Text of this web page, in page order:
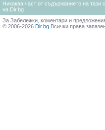
Никаква част от съдържанието на
на Dir.bg
За Забележки, коментари и
© 2006-2026 Dir.bg Всички права